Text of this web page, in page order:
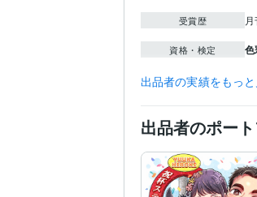
受賞歴
資格・検定
ビジネス・クリエイ
ティブツール
得意分野 イ
出品者の実績をもっ
出品者のポー